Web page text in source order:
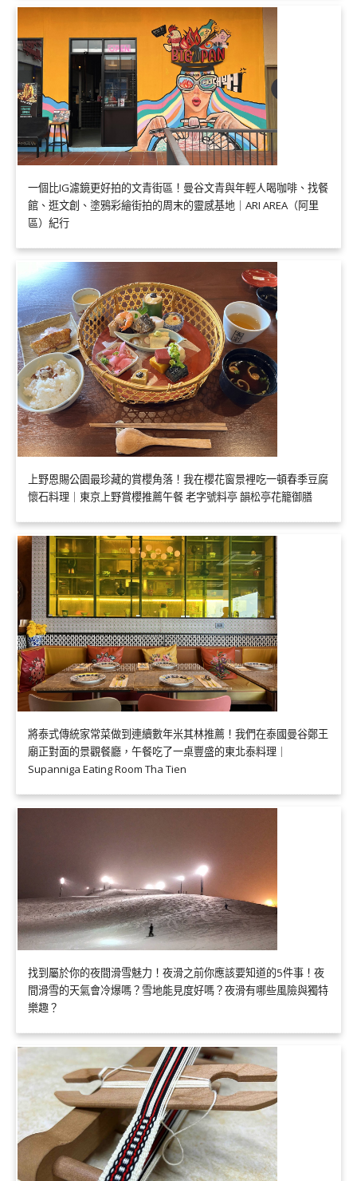
一個比IG濾鏡更好拍的文青街區！曼谷文青與年輕人喝咖啡、找餐
館、逛文創、塗鴉彩繪街拍的周末的靈感基地｜ARI AREA（阿里
區）紀行
上野恩賜公園最珍藏的賞櫻角落！我在櫻花窗景裡吃一頓春季豆腐
懷石料理｜東京上野賞櫻推薦午餐 老字號料亭 韻松亭花籠御膳
將泰式傳統家常菜做到連續數年米其林推薦！我們在泰國曼谷鄭王
廟正對面的景觀餐廳，午餐吃了一桌豐盛的東北泰料理｜
Supanniga Eating Room Tha Tien
找到屬於你的夜間滑雪魅力！夜滑之前你應該要知道的5件事！夜
間滑雪的天氣會冷爆嗎？雪地能見度好嗎？夜滑有哪些風險與獨特
樂趣？